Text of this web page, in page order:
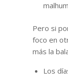
Pero si
foco en
más la
Los